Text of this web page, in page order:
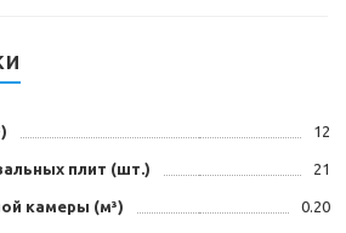
12
плит (шт.) 21
камеры (м³) 0.20